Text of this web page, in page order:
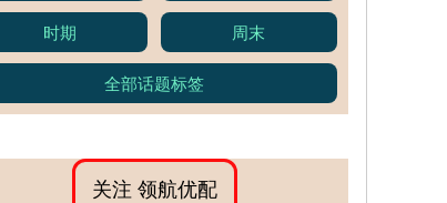
时期 周末
全部话题标签
关注 领航优配